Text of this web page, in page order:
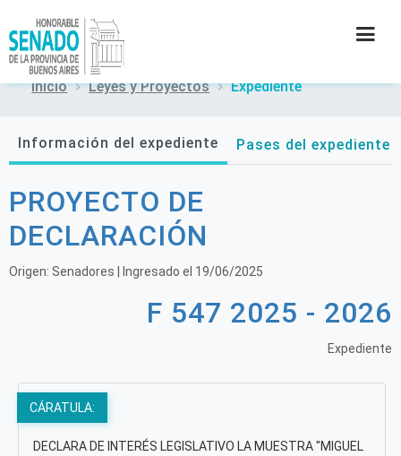
SECRETARÍAS
PRENSA
CONTACTO
Inicio Leyes y Proyectos Expediente
Información del expediente Pases del expediente
PROYECTO DE
DECLARACIÓN
Origen: Senadores | Ingresado el 19/06/2025
F 547 2025 - 2026
Expediente
CÁRATULA:
DECLARA DE INTERÉS LEGISLATIVO LA MUESTRA "MIGUEL